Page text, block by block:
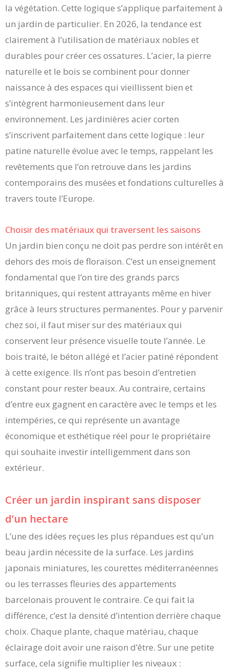
la végétation. Cette logique s’applique parfaitement à
un jardin de particulier. En 2026, la tendance est
clairement à l’utilisation de matériaux nobles et
durables pour créer ces ossatures. L’acier, la pierre
naturelle et le bois se combinent pour donner
naissance à des espaces qui vieillissent bien et
s’intègrent harmonieusement dans leur
environnement. Les jardinières acier corten
s’inscrivent parfaitement dans cette logique : leur
patine naturelle évolue avec le temps, rappelant les
revêtements que l’on retrouve dans les jardins
contemporains des musées et fondations culturelles à
travers toute l’Europe.
Choisir des matériaux qui traversent les saisons
Un jardin bien conçu ne doit pas perdre son intérêt en
dehors des mois de floraison. C’est un enseignement
fondamental que l’on tire des grands parcs
britanniques, qui restent attrayants même en hiver
grâce à leurs structures permanentes. Pour y parvenir
chez soi, il faut miser sur des matériaux qui
conservent leur présence visuelle toute l’année. Le
bois traité, le béton allégé et l’acier patiné répondent
à cette exigence. Ils n’ont pas besoin d’entretien
constant pour rester beaux. Au contraire, certains
d’entre eux gagnent en caractère avec le temps et les
intempéries, ce qui représente un avantage
économique et esthétique réel pour le propriétaire
qui souhaite investir intelligemment dans son
extérieur.
Créer un jardin inspirant sans disposer
d’un hectare
L’une des idées reçues les plus répandues est qu’un
beau jardin nécessite de la surface. Les jardins
japonais miniatures, les courettes méditerranéennes
ou les terrasses fleuries des appartements
barcelonais prouvent le contraire. Ce qui fait la
différence, c’est la densité d’intention derrière chaque
choix. Chaque plante, chaque matériau, chaque
éclairage doit avoir une raison d’être. Sur une petite
surface, cela signifie multiplier les niveaux :